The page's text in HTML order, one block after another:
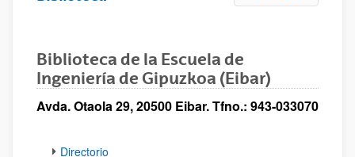
Biblioteca de la Escuela de
Ingeniería de Gipuzkoa (Eibar)
Avda. Otaola 29, 20500 Eibar. Tfno.: 943-033070
Directorio